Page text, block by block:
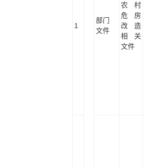
1
部门
文件
农村
危房
改造
相关
文件